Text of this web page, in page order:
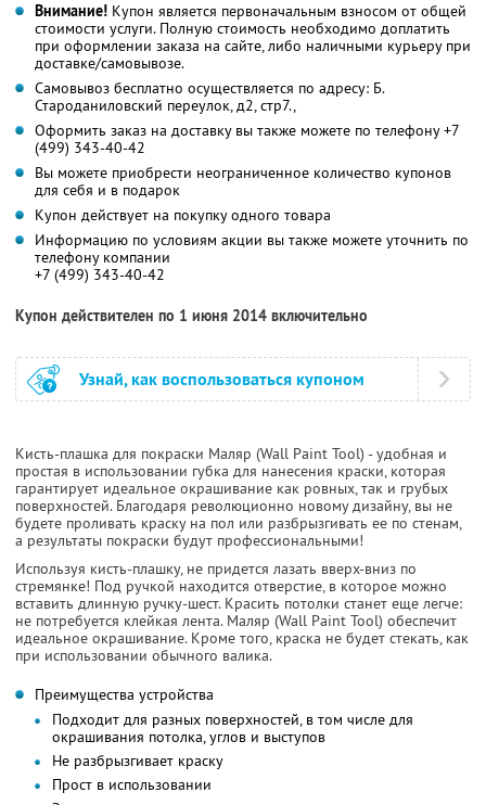
Внимание! Купон является первоначальным взносом от общей
стоимости услуги. Полную стоимость необходимо доплатить
при оформлении заказа на сайте, либо наличными курьеру при
доставке/самовывозе.
Самовывоз бесплатно осуществляется по адресу: Б.
Староданиловский переулок, д2, стр7.,
Оформить заказ на доставку вы также можете по телефону +7
(499) 343-40-42
Вы можете приобрести неограниченное количество купонов
для себя и в подарок
Купон действует на покупку одного товара
Информацию по условиям акции вы также можете уточнить по
телефону компании
+7 (499) 343-40-42
Купон действителен по 1 июня 2014 включительно
Узнай, как воспользоваться купоном
Кисть-плашка для покраски Маляр (Wall Paint Tool) - удобная и
простая в использовании губка для нанесения краски, которая
гарантирует идеальное окрашивание как ровных, так и грубых
поверхностей. Благодаря революционно новому дизайну, вы не
будете проливать краску на пол или разбрызгивать ее по стенам,
а результаты покраски будут профессиональными!
Используя кисть-плашку, не придется лазать вверх-вниз по
стремянке! Под ручкой находится отверстие, в которое можно
вставить длинную ручку-шест. Красить потолки станет еще легче:
не потребуется клейкая лента. Маляр (Wall Paint Tool) обеспечит
идеальное окрашивание. Кроме того, краска не будет стекать, как
при использовании обычного валика.
Преимущества устройства
Подходит для разных поверхностей, в том числе для
окрашивания потолка, углов и выступов
Не разбрызгивает краску
Прост в использовании